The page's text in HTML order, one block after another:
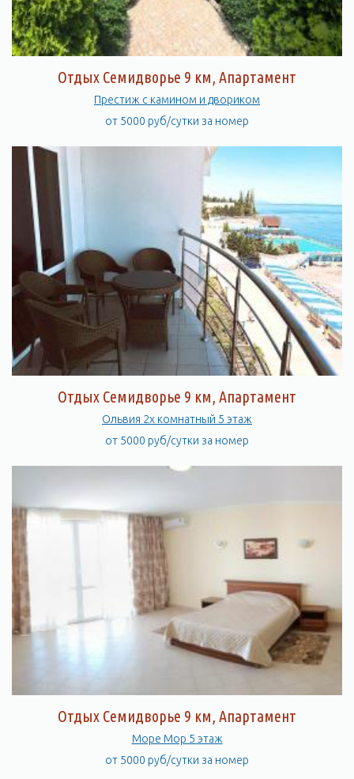
Отдых Семидворье 9 км, Апартамент
Престиж с камином и двориком
от 5000 руб/сутки за номер
Отдых Семидворье 9 км, Апартамент
Ольвия 2х комнатный 5 этаж
от 5000 руб/сутки за номер
Отдых Семидворье 9 км, Апартамент
Море Мор 5 этаж
от 5000 руб/сутки за номер